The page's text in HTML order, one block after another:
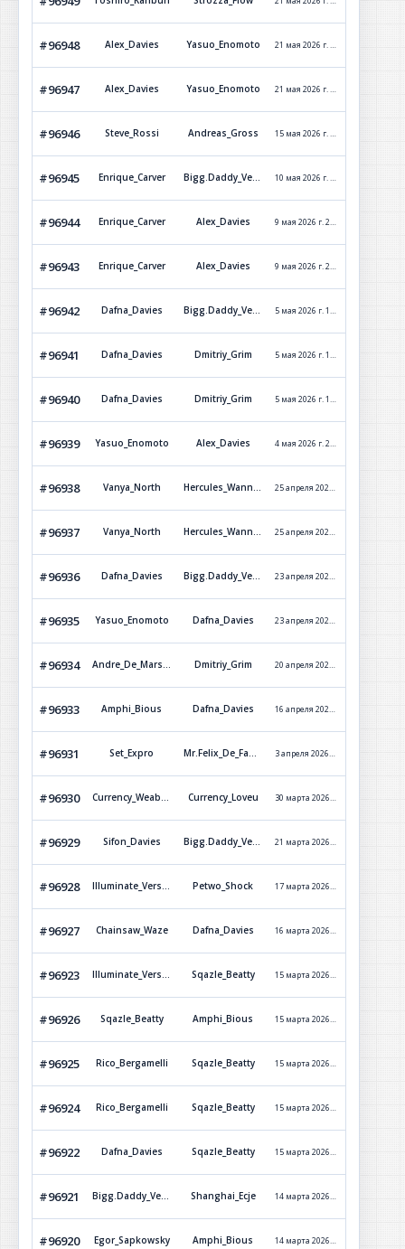
#96948 Alex_Davies Yasuo_Enomoto 21 мая 2026 г. 0:45
#96947 Alex_Davies Yasuo_Enomoto 21 мая 2026 г. 0:12
#96946 Steve_Rossi Andreas_Gross 15 мая 2026 г. 1:35
#96945 Enrique_Carver Bigg.Daddy_Versetti 10 мая 2026 г. 14:28
#96944 Enrique_Carver Alex_Davies 9 мая 2026 г. 21:27
#96943 Enrique_Carver Alex_Davies 9 мая 2026 г. 20:34
#96942 Dafna_Davies Bigg.Daddy_Versetti 5 мая 2026 г. 19:58
#96941 Dafna_Davies Dmitriy_Grim 5 мая 2026 г. 12:45
#96940 Dafna_Davies Dmitriy_Grim 5 мая 2026 г. 12:42
#96939 Yasuo_Enomoto Alex_Davies 4 мая 2026 г. 21:31
#96938 Vanya_North Hercules_Wannez 25 апреля 2026 г. 16:49
#96937 Vanya_North Hercules_Wannez 25 апреля 2026 г. 16:47
#96936 Dafna_Davies Bigg.Daddy_Versetti 23 апреля 2026 г. 21:51
#96935 Yasuo_Enomoto Dafna_Davies 23 апреля 2026 г. 16:30
#96934 Andre_De_Marselle Dmitriy_Grim 20 апреля 2026 г. 1:19
#96933 Amphi_Bious Dafna_Davies 16 апреля 2026 г. 11:13
#96931 Set_Expro Mr.Felix_De_Fable 3 апреля 2026 г. 20:15
#96930 Currency_Weaboo Currency_Loveu 30 марта 2026 г. 23:45
#96929 Sifon_Davies Bigg.Daddy_Versetti 21 марта 2026 г. 17:52
#96928 Illuminate_Versetti Petwo_Shock 17 марта 2026 г. 23:27
#96927 Chainsaw_Waze Dafna_Davies 16 марта 2026 г. 0:51
#96923 Illuminate_Versetti Sqazle_Beatty 15 марта 2026 г. 22:57
#96926 Sqazle_Beatty Amphi_Bious 15 марта 2026 г. 22:56
#96925 Rico_Bergamelli Sqazle_Beatty 15 марта 2026 г. 21:43
#96924 Rico_Bergamelli Sqazle_Beatty 15 марта 2026 г. 21:08
#96922 Dafna_Davies Sqazle_Beatty 15 марта 2026 г. 5:54
#96921 Bigg.Daddy_Versetti Shanghai_Ecje 14 марта 2026 г. 16:29
#96920 Egor_Sapkowsky Amphi_Bious 14 марта 2026 г. 0:27